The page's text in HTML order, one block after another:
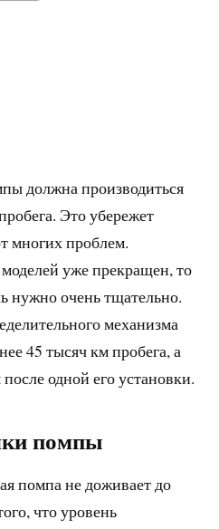
должна производиться
Это убережет
многих проблем.
уже прекращен, то
нужно очень тщательно.
механизма
45 тысяч км пробега, а
одной его установки.
помпы
помпа не доживает до
что уровень